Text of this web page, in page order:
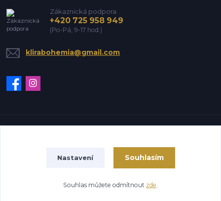
Zákaznická podpora
+420 725 958 949
(Po-Pá, 9-17 hod.)
klirabohemia@gmail.com
Nastavení Souhlasím
Souhlas můžete odmítnout zde